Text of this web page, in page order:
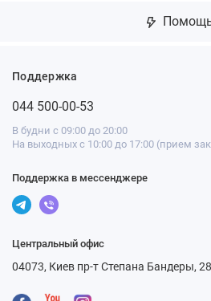
Поддержка
044 500-00-53
В будни с 09:00 до 20:00
На выходных с 10:00 до 17:00 (прием
Поддержка в мессенджере
Центральный офис
04073, Киев пр-т Степана Бандеры,